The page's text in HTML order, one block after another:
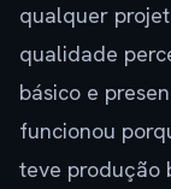
qualquer
qualidade
básico e
funcionou
teve produção